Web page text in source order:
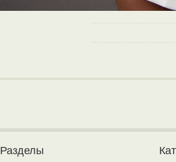
Разделы